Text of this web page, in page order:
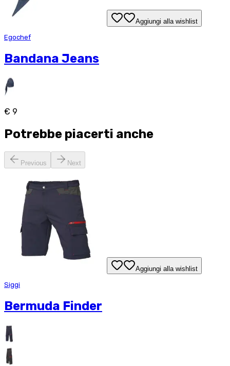
Aggiungi alla wishlist
Egochef
Bandana Jeans
€ 9
Potrebbe piacerti anche
Previous Next
Aggiungi alla wishlist
Siggi
Bermuda Finder